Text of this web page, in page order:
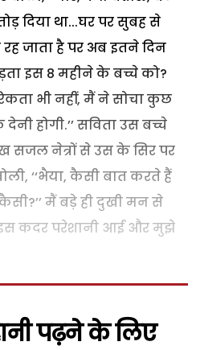
दिया था...घर पर सुबह से
जाता है पर अब इतने दिन
इस 8 महीने के बच्चे को?
भी नहीं, मैं ने सोचा कुछ
होगी.’’ सविता उस बच्चे
सजल नेत्रों से उस के सिर पर
‘‘भैया, कैसी बात करते हैं
मैं बड़े ही दुखी मन से
इस कदर परेशानी आई और मुझे
पढ़ने के लिए